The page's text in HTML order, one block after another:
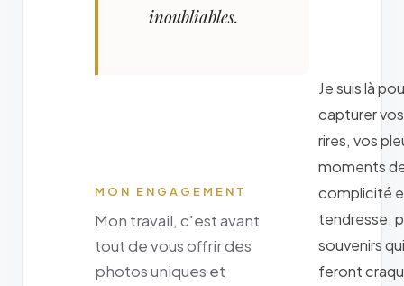
inoubliables.
MON ENGAGEMENT
Mon travail, c'est avant
tout de vous offrir des
photos uniques et
Je suis là
capturer
rires, vos
moments
complicité
tendresse,
souvenirs
feront